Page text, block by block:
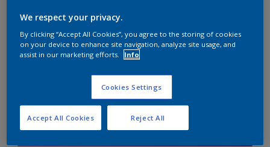
Quantité Calculateur de peinture
Ajouter à la liste d’achats
We respect your privacy.
By clicking “Accept All Cookies”, you agree to the storing of cookies
on your device to enhance site navigation, analyze site usage, and
assist in our marketing efforts.
Info
Cookies Settings
Reject All
Accept All Cookies